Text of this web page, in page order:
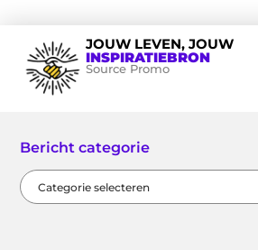
JOUW LEVEN, JOUW
INSPIRATIEBRON
Source Promo
Bericht categorie